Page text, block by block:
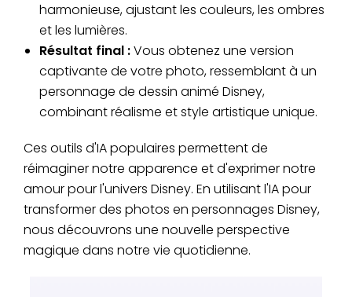
harmonieuse, ajustant les couleurs, les ombres
et les lumières.
Résultat final :Vous obtenez une version
captivante de votre photo, ressemblant à un
personnage de dessin animé Disney,
combinant réalisme et style artistique unique.
Ces outils d'IA populaires permettent de
réimaginer notre apparence et d'exprimer notre
amour pour l'univers Disney. En utilisant l'IA pour
transformer des photos en personnages Disney,
nous découvrons une nouvelle perspective
magique dans notre vie quotidienne.